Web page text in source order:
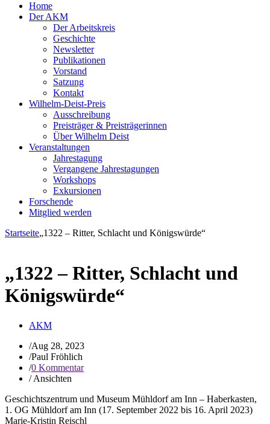
Home
Der AKM
Der Arbeitskreis
Geschichte
Newsletter
Publikationen
Vorstand
Satzung
Kontakt
Wilhelm-Deist-Preis
Ausschreibung
Preisträger & Preisträgerinnen
Über Wilhelm Deist
Veranstaltungen
Jahrestagung
Vergangene Jahrestagungen
Workshops
Exkursionen
Forschende
Mitglied werden
Startseite„1322 – Ritter, Schlacht und Königswürde“
„1322 – Ritter, Schlacht und
Königswürde“
AKM
/Aug 28, 2023
/Paul Fröhlich
/0 Kommentar
/Ansichten
Geschichtszentrum und Museum Mühldorf am Inn – Haberkasten,
1. OG Mühldorf am Inn (17. September 2022 bis 16. April 2023)
Marie-Kristin Reischl